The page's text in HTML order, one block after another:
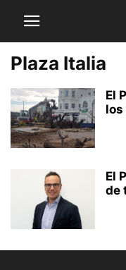
Plaza Italia
El
los
El
de